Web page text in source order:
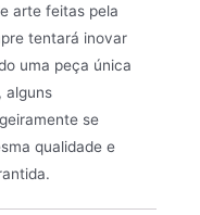
arte feitas pela
tentará inovar
uma peça única
alguns
se
qualidade e